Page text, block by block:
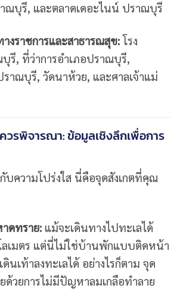
ณบุรี, และตลาดเดอะไนน์ ปราณบุรี
งราชการและสาธารณสุข:โรง
รี, ที่ว่าการอำเภอปราณบุรี,
ราณบุรี, วัดนาห้วย, และศาลเจ้าแม่
วรพิจารณา: ข้อมูลเชิงลึกเพื่อการ
บความโปร่งใส นี่คือจุดสังเกตที่คุณ
ดทราย:แม้จะเดินทางไปทะเลได้
ลเมตร แต่นี่ไม่ใช่บ้านพักแบบติดหน้า
นเท้าลงทะเลได้ อย่างไรก็ตาม จุด
ด้วยการไม่มีปัญหาลมเกลือทำลาย